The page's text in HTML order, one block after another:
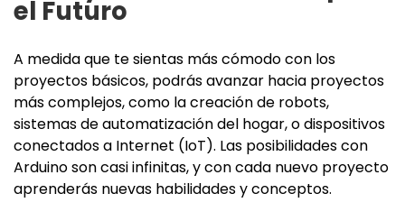
el Futuro
A medida que te sientas más cómodo con los
proyectos básicos, podrás avanzar hacia proyectos
más complejos, como la creación de robots,
sistemas de automatización del hogar, o dispositivos
conectados a Internet (IoT). Las posibilidades con
Arduino son casi infinitas, y con cada nuevo proyecto
aprenderás nuevas habilidades y conceptos.